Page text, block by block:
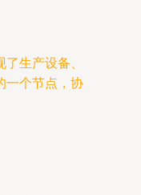
生产设备、
一个节点，协